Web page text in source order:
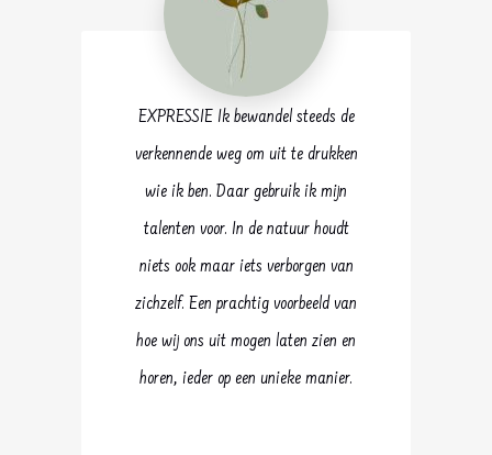
EXPRESSIE Ik bewandel steeds de
verkennende weg om uit te drukken
wie ik ben. Daar gebruik ik mijn
talenten voor. In de natuur houdt
niets ook maar iets verborgen van
zichzelf. Een prachtig voorbeeld van
hoe wij ons uit mogen laten zien en
horen, ieder op een unieke manier.